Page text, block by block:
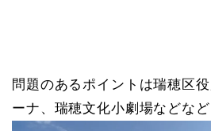
問題のあるポイントは瑞穂区
ーナ、瑞穂文化小劇場などな